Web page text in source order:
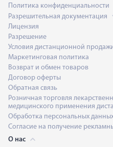
Политика конфиденциальности
Разрешительная документация
Лицензия
Разрешение
Условия дистанционной
Маркетинговая политика
Возврат и обмен товаров
Договор оферты
Обратная связь
Розничная торговля
медицинского применения
Обработка персональных
Согласие на получение
О нас